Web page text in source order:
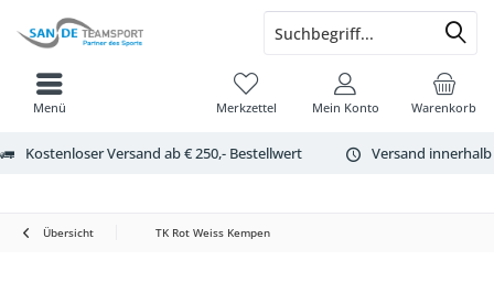
Kostenloser Versand ab € 250,- Bestellwert Versand
Warenkorb
Merkzettel Mein Konto
Menü
Übersicht TK Rot Weiss Kempen